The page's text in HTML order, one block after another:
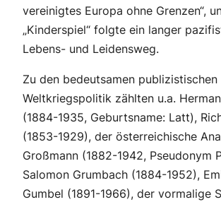
vereinigtes Europa ohne Grenzen“,
„Kinderspiel“ folgte ein langer
Lebens- und Leidensweg.
Zu den bedeutsamen
Weltkriegspolitik zählten u.a.
(1884-1935, Geburtsname: Latt),
(1853-1929), der österreichische
Großmann (1882-1942, Pseudonym
Salomon Grumbach (1884-1952),
Gumbel (1891-1966), der vormalige